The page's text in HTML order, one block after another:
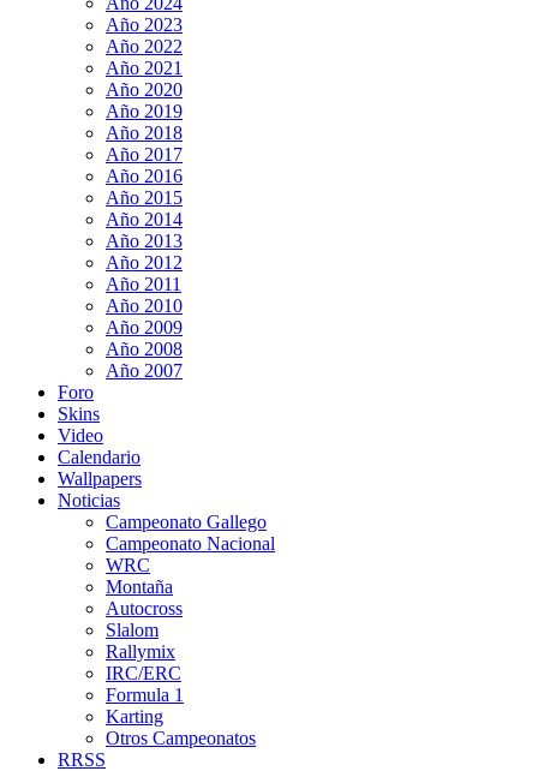
Año 2023
Año 2022
Año 2021
Año 2020
Año 2019
Año 2018
Año 2017
Año 2016
Año 2015
Año 2014
Año 2013
Año 2012
Año 2011
Año 2010
Año 2009
Año 2008
Año 2007
Foro
Skins
Video
Calendario
Wallpapers
Noticias
Campeonato Gallego
Campeonato Nacional
WRC
Montaña
Autocross
Slalom
Rallymix
IRC/ERC
Formula 1
Karting
Otros Campeonatos
RRSS